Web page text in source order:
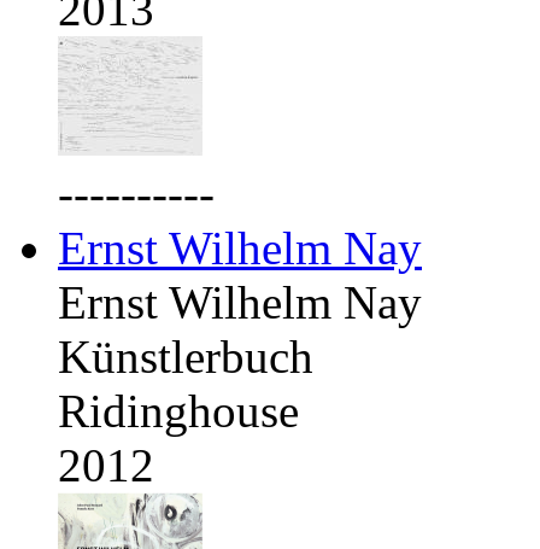
----------
Ernst Wilhelm Nay
Ernst Wilhelm Nay
Künstlerbuch
Ridinghouse
2012